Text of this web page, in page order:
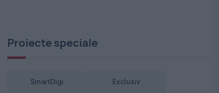
Proiecte speciale
SmartDigi Exclusiv